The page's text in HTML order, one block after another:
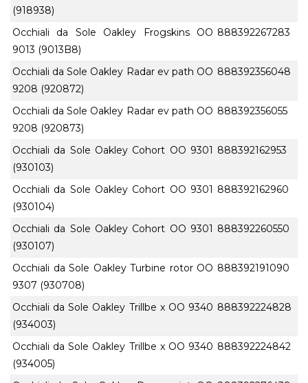
(918938)
Occhiali da Sole Oakley Frogskins OO
9013 (9013B8)
888392267283
Occhiali da Sole Oakley Radar ev path OO
9208 (920872)
888392356048
Occhiali da Sole Oakley Radar ev path OO
9208 (920873)
888392356055
Occhiali da Sole Oakley Cohort OO 9301
(930103)
888392162953
Occhiali da Sole Oakley Cohort OO 9301
(930104)
888392162960
Occhiali da Sole Oakley Cohort OO 9301
(930107)
888392260550
Occhiali da Sole Oakley Turbine rotor OO
9307 (930708)
888392191090
Occhiali da Sole Oakley Trillbe x OO 9340
(934003)
888392224828
Occhiali da Sole Oakley Trillbe x OO 9340
(934005)
888392224842